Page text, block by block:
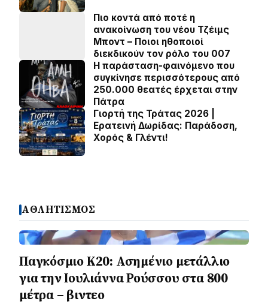
Πιο κοντά από ποτέ η
ανακοίνωση του νέου Τζέιμς
Μποντ – Ποιοι ηθοποιοί
διεκδικούν τον ρόλο του 007
Η παράσταση-φαινόμενο που
συγκίνησε περισσότερους από
250.000 θεατές έρχεται στην
Πάτρα
Γιορτή της Τράτας 2026 |
Ερατεινή Δωρίδας: Παράδοση,
Χορός & Γλέντι!
ΑΘΛΗΤΙΣΜΟΣ
Παγκόσμιο Κ20: Ασημένιο μετάλλιο
για την Ιουλιάννα Ρούσσου στα 800
μέτρα – βιντεο